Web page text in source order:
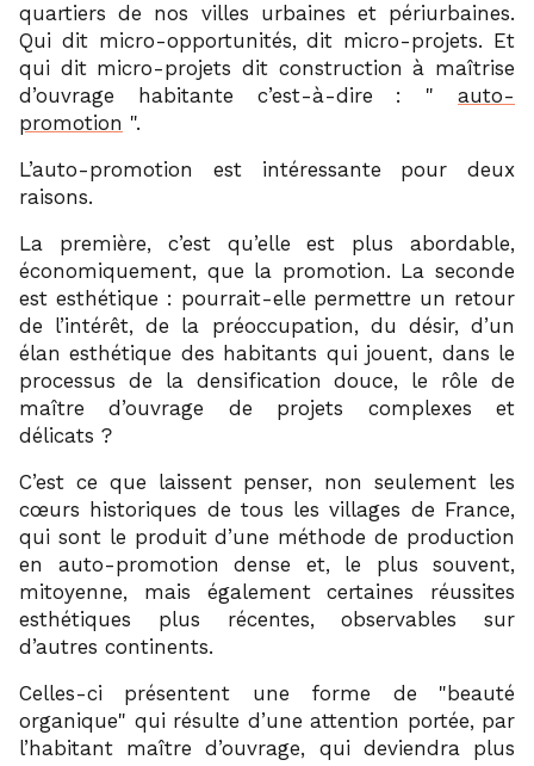
quartiers de nos villes urbaines et périurbaines.
Qui dit micro-opportunités, dit micro-projets. Et
qui dit micro-projets dit construction à maîtrise
d’ouvrage habitante c’est-à-dire :
auto-
promotion
.
L’auto-promotion est intéressante pour deux
raisons.
La première, c’est qu’elle est plus abordable,
économiquement, que la promotion. La seconde
est esthétique : pourrait-elle permettre un retour
de l’intérêt, de la préoccupation, du désir, d’un
élan esthétique des habitants qui jouent, dans le
processus de la densification douce, le rôle de
maître d’ouvrage de projets complexes et
délicats ?
C’est ce que laissent penser, non seulement les
cœurs historiques de tous les villages de France,
qui sont le produit d’une méthode de production
en auto-promotion dense et, le plus souvent,
mitoyenne, mais également certaines réussites
esthétiques plus récentes, observables sur
d’autres continents.
Celles-ci présentent une forme de
beauté
organique
qui résulte d’une attention portée, par
l’habitant maître d’ouvrage, qui deviendra plus